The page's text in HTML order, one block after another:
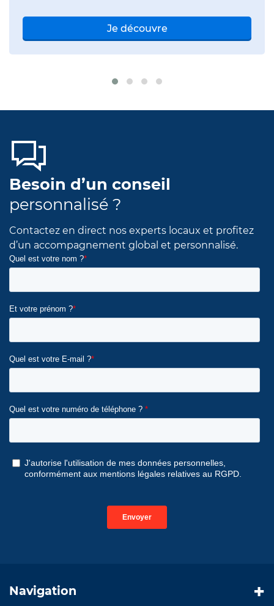
Je découvre
Besoin d’un conseil
personnalisé ?
Contactez en direct nos experts locaux et profitez
d’un accompagnement global et personnalisé.
Navigation